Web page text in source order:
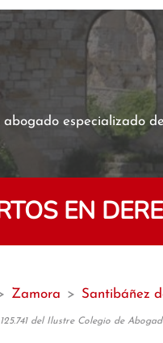
abogado especializado
EN
Zamora > Santibáñez
del Ilustre Colegio de